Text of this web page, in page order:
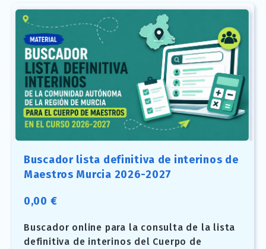
Buscador lista definitiva de interinos de
Maestros Murcia 2026-2027
0,00 €
Buscador online para la consulta de la lista
definitiva de interinos del Cuerpo de